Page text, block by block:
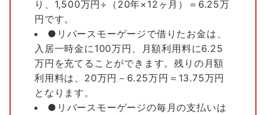
り、1,500万円÷（20年×12ヶ月）＝6.25万
円です。
●リバースモーゲージで借りたお金は、
入居一時金に100万円、月額利用料に6.25
万円を充てることができます。残りの月額
利用料は、20万円－6.25万円＝13.75万円
となります。
●リバースモーゲージの毎月の支払いは